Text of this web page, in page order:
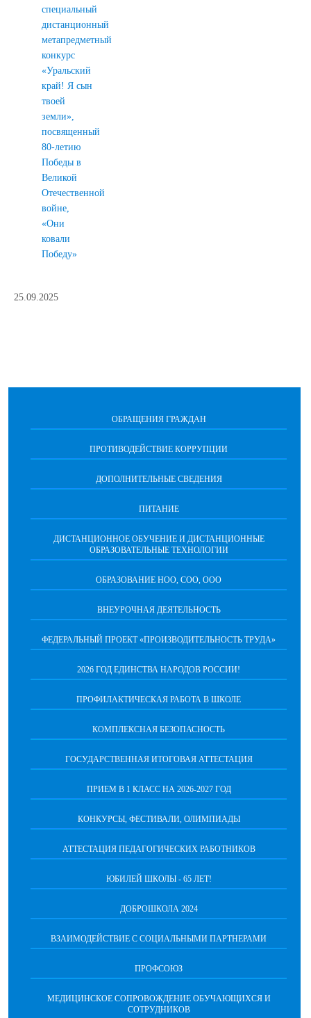
специальный
дистанционный
метапредметный
конкурс
«Уральский
край! Я сын
твоей
земли»,
посвященный
80-летию
Победы в
Великой
Отечественной
войне,
«Они
ковали
Победу»
25.09.2025
ОБРАЩЕНИЯ ГРАЖДАН
ПРОТИВОДЕЙСТВИЕ КОРРУПЦИИ
ДОПОЛНИТЕЛЬНЫЕ СВЕДЕНИЯ
ПИТАНИЕ
ДИСТАНЦИОННОЕ ОБУЧЕНИЕ И ДИСТАНЦИОННЫЕ
ОБРАЗОВАТЕЛЬНЫЕ ТЕХНОЛОГИИ
ОБРАЗОВАНИЕ НОО, СОО, ООО
ВНЕУРОЧНАЯ ДЕЯТЕЛЬНОСТЬ
ФЕДЕРАЛЬНЫЙ ПРОЕКТ «ПРОИЗВОДИТЕЛЬНОСТЬ ТРУДА»
2026 ГОД ЕДИНСТВА НАРОДОВ РОССИИ!
ПРОФИЛАКТИЧЕСКАЯ РАБОТА В ШКОЛЕ
КОМПЛЕКСНАЯ БЕЗОПАСНОСТЬ
ГОСУДАРСТВЕННАЯ ИТОГОВАЯ АТТЕСТАЦИЯ
ПРИЕМ В 1 КЛАСС НА 2026-2027 ГОД
КОНКУРСЫ, ФЕСТИВАЛИ, ОЛИМПИАДЫ
АТТЕСТАЦИЯ ПЕДАГОГИЧЕСКИХ РАБОТНИКОВ
ЮБИЛЕЙ ШКОЛЫ - 65 ЛЕТ!
ДОБРОШКОЛА 2024
ВЗАИМОДЕЙСТВИЕ С СОЦИАЛЬНЫМИ ПАРТНЕРАМИ
ПРОФСОЮЗ
МЕДИЦИНСКОЕ СОПРОВОЖДЕНИЕ ОБУЧАЮЩИХСЯ И
СОТРУДНИКОВ